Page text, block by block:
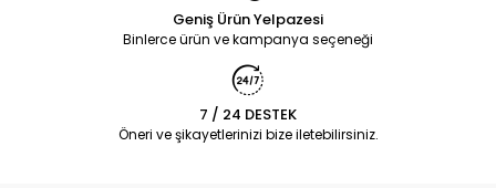
Geniş Ürün Yelpazesi
Binlerce ürün ve kampanya seçeneği
7 / 24 DESTEK
Öneri ve şikayetlerinizi bize iletebilirsiniz.